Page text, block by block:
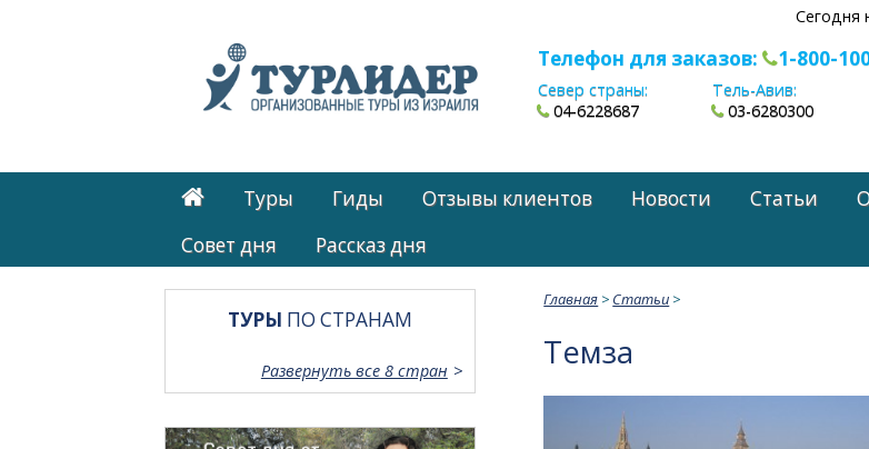
Сегодня
Телефон для заказов: 1-800-
Север страны:
04-6228687
Тель-Авив:
03-6280300
Туры Гиды Отзывы клиентов Новости Статьи
Cовет дня
Рассказ дня
Главная > Статьи >
Темза
ТУРЫ ПО СТРАНАМ
Развернуть все 8 стран